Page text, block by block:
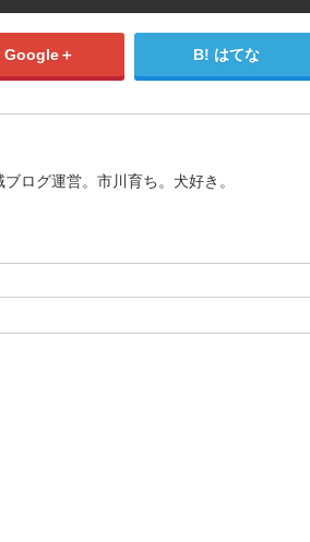
Google＋ はてな
ログ運営。市川育ち。犬好き。